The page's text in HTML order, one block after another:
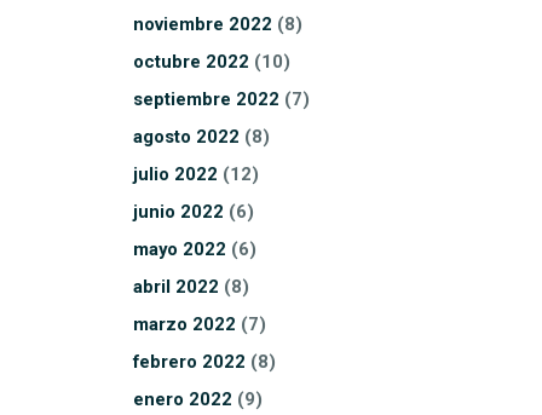
noviembre 2022 (8)
octubre 2022 (10)
septiembre 2022 (7)
agosto 2022 (8)
julio 2022 (12)
junio 2022 (6)
mayo 2022 (6)
abril 2022 (8)
marzo 2022 (7)
febrero 2022 (8)
enero 2022 (9)